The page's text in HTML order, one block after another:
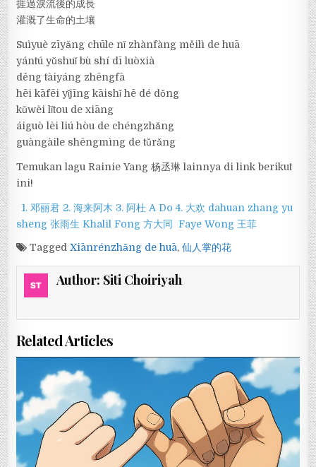
捱過淚流後的成長
灌溉了生命的土壤
Suìyuè zīyǎng chūle nǐ zhànfàng měilì de huā
yántú yǔshuǐ bù shí dī luòxià
děng tàiyáng zhēngfā
hēi kāfēi yǐjīng kāishǐ hē dé dǒng
kǔwèi lǐtou de xiāng
áiguò lèi liú hòu de chéngzhǎng
guàngàile shēngmìng de tǔrǎng
Temukan lagu Rainie Yang 杨丞琳 lainnya di link berikut
ini!
1. 邓丽君 2. 海来阿木 3. 阿杜 A Do 4. 大欢 dahuan zhang yu
sheng 张雨生 Khalil Fong 方大同 Faye Wong 王菲
TaggedXiānrénzhǎng de huā,仙人掌的花
Author: Siti Choiriyah
Related Articles